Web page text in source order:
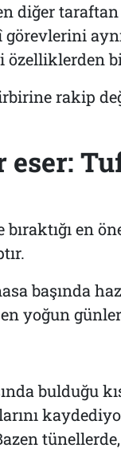
diğer taraftan
görevlerini
özelliklerden
rakip
en
başında
yoğun
bulduğu